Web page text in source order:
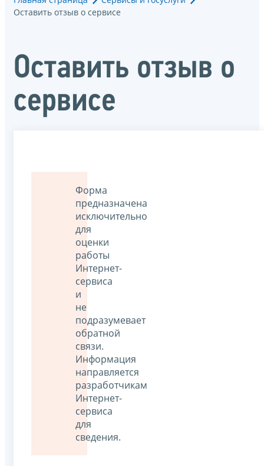
Оставить отзыв о сервисе
Оставить отзыв о
сервисе
Форма
предназначена
исключительно
для
оценки
работы
Интернет-
сервиса
и
не
подразумевает
обратной
связи.
Информация
направляется
разработчикам
Интернет-
сервиса
для
сведения.